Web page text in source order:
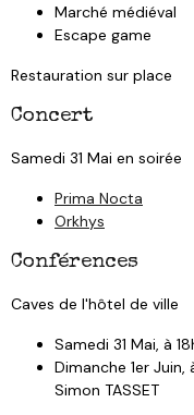
Marché médiéval
Escape game
Restauration sur place
Concert
Samedi 31 Mai en soirée
Prima Nocta
Orkhys
Conférences
Caves de l'hôtel de ville
Samedi 31 Mai, à
Dimanche 1er Juin,
Simon TASSET